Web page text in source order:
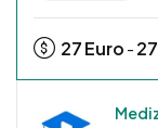
27Euro - 27